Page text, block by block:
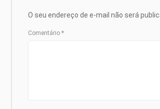
O seu endereço de e-mail não será
Comentário *